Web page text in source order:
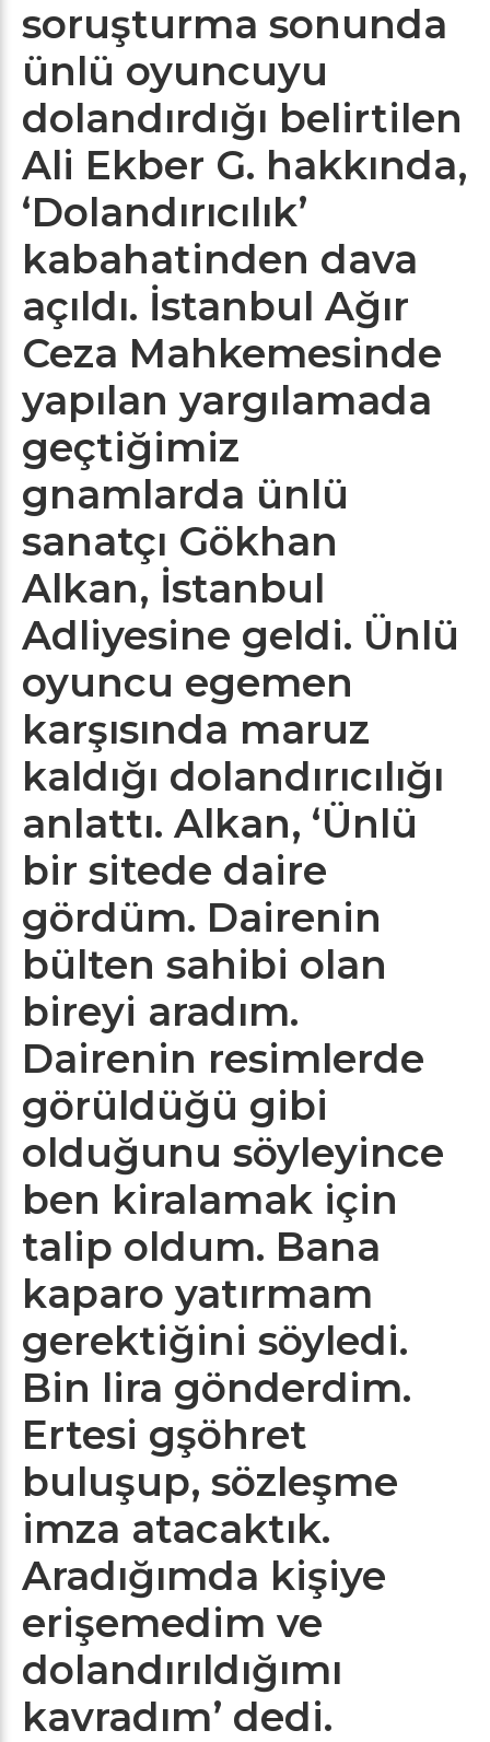
soruşturma sonunda
ünlü oyuncuyu
dolandırdığı belirtilen
Ali Ekber G. hakkında,
‘Dolandırıcılık’
kabahatinden dava
açıldı. İstanbul Ağır
Ceza Mahkemesinde
yapılan yargılamada
geçtiğimiz
gnamlarda ünlü
sanatçı Gökhan
Alkan, İstanbul
Adliyesine geldi. Ünlü
oyuncu egemen
karşısında maruz
kaldığı dolandırıcılığı
anlattı. Alkan, ‘Ünlü
bir sitede daire
gördüm. Dairenin
bülten sahibi olan
bireyi aradım.
Dairenin resimlerde
görüldüğü gibi
olduğunu söyleyince
ben kiralamak için
talip oldum. Bana
kaparo yatırmam
gerektiğini söyledi.
Bin lira gönderdim.
Ertesi gşöhret
buluşup, sözleşme
imza atacaktık.
Aradığımda kişiye
erişemedim ve
dolandırıldığımı
kavradım’ dedi.